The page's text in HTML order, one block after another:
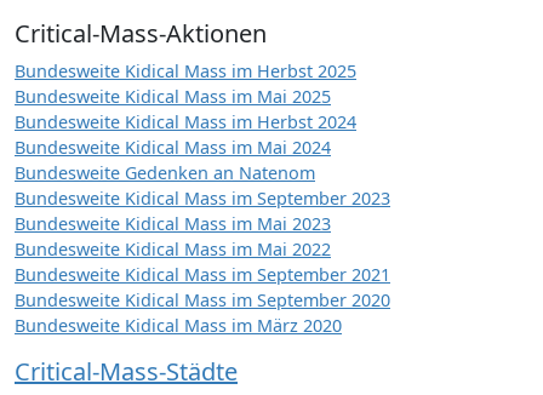
Critical-Mass-Aktionen
Bundesweite Kidical Mass im Herbst 2025
Bundesweite Kidical Mass im Mai 2025
Bundesweite Kidical Mass im Herbst 2024
Bundesweite Kidical Mass im Mai 2024
Bundesweite Gedenken an Natenom
Bundesweite Kidical Mass im September 2023
Bundesweite Kidical Mass im Mai 2023
Bundesweite Kidical Mass im Mai 2022
Bundesweite Kidical Mass im September 2021
Bundesweite Kidical Mass im September 2020
Bundesweite Kidical Mass im März 2020
Critical-Mass-Städte